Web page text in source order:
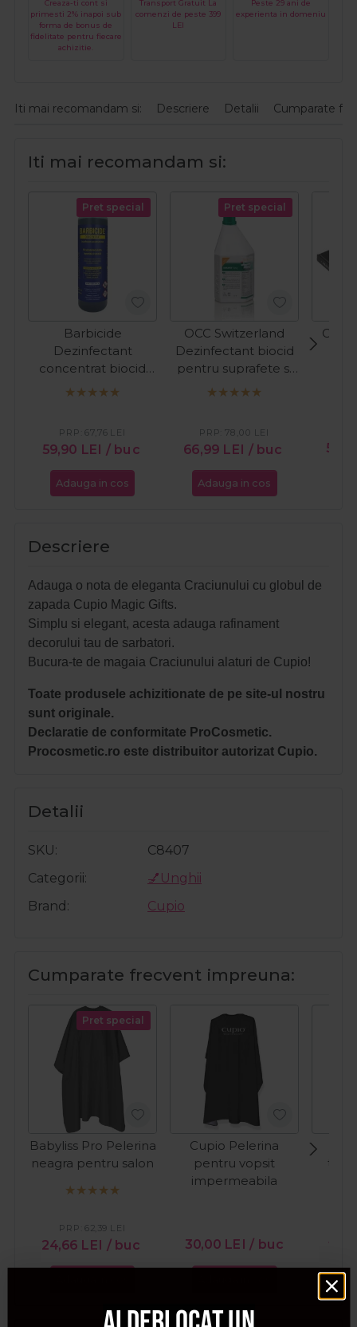
Creaza-ti cont si
primesti 2% inapoi sub
forma de bonus de
fidelitate pentru fiecare
achizitie.
Transport Gratuit La
comenzi de peste 399
LEI
Peste 29 ani de
experienta in domeniu
Iti mai recomandam si: Descriere Detalii Cumparate
Iti mai recomandam si:
Pret special
Barbicide
Dezinfectant
concentrat biocid
pentru instrumentar
59,90 LEI / buc
PRP:67,76 LEI
Adauga in cos
Pret special
OCC Switzerland
Dezinfectant biocid
pentru suprafete si
instrumentar
66,99 LEI / buc
PRP:78,00 LEI
Adauga in cos
Descriere
Adauga o nota de eleganta Craciunului cu globul de
zapada Cupio Magic Gifts.
Simplu si elegant, acesta adauga rafinament
decorului tau de sarbatori.
Bucura-te de magaia Craciunului alaturi de Cupio!
Toate produsele achizitionate de pe site-ul nostru
sunt originale.
Declaratie de conformitate ProCosmetic.
Procosmetic.ro este distribuitor autorizat Cupio.
Detalii
SKU
C8407
Categorii
💅Unghii
Brand
Cupio
Cumparate frecvent impreuna:
Pret special
Babyliss Pro Pelerina
neagra pentru salon
24,66 LEI / buc
PRP:62,39 LEI
Cupio Pelerina
pentru vopsit
impermeabila
30,00 LEI / buc